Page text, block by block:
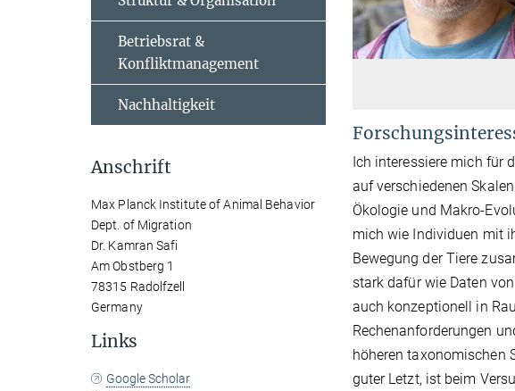
Ich interessiere mich für
auf verschiedenen
Ökologie und Makro-
mich wie Individuen mit
Bewegung der Tiere
stark dafür wie Daten
auch konzeptionell in
Rechenanforderungen
höheren taxonomischen
guter Letzt, ist beim
Betriebsrat &
Konfliktmanagement
Nachhaltigkeit
Anschrift
Max Planck Institute of Animal Behavior
Dept. of Migration
Dr. Kamran Safi
Am Obstberg 1
78315 Radolfzell
Germany
Links
Google Scholar